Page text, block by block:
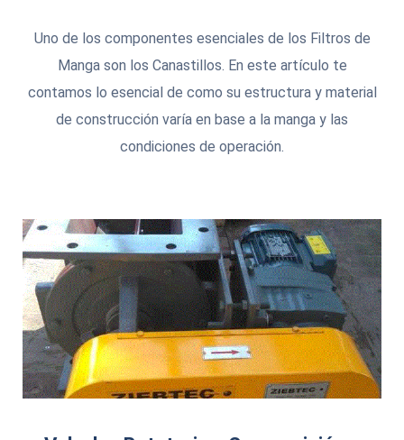
Uno de los componentes esenciales de los Filtros de
Manga son los Canastillos. En este artículo te
contamos lo esencial de como su estructura y material
de construcción varía en base a la manga y las
condiciones de operación.